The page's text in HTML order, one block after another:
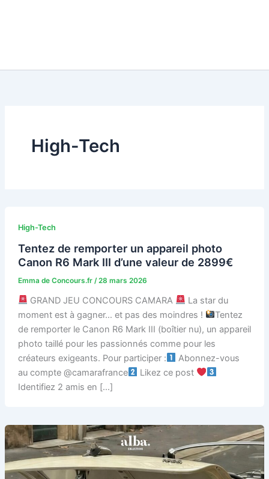
High-Tech
High-Tech
Tentez de remporter un appareil photo
Canon R6 Mark III d’une valeur de 2899€
Emma de Concours.fr /28 mars 2026
GRAND JEU CONCOURS CAMARA
La star du
moment est à gagner… et pas des moindres !
Tentez
de remporter le Canon R6 Mark III (boîtier nu), un appareil
photo taillé pour les passionnés comme pour les
créateurs exigeants. Pour participer :
Abonnez-vous
au compte @camarafrance
Likez ce post
Identifiez 2 amis en […]